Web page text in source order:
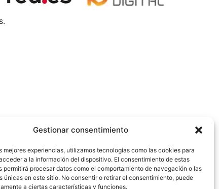
Gestionar consentimiento
mejores experiencias, utilizamos tecnologías como las cookies para
a la información del dispositivo. El consentimiento de estas
permitirá procesar datos como el comportamiento de navegación o las
únicas en este sitio. No consentir o retirar el consentimiento, puede
a ciertas características y funciones.